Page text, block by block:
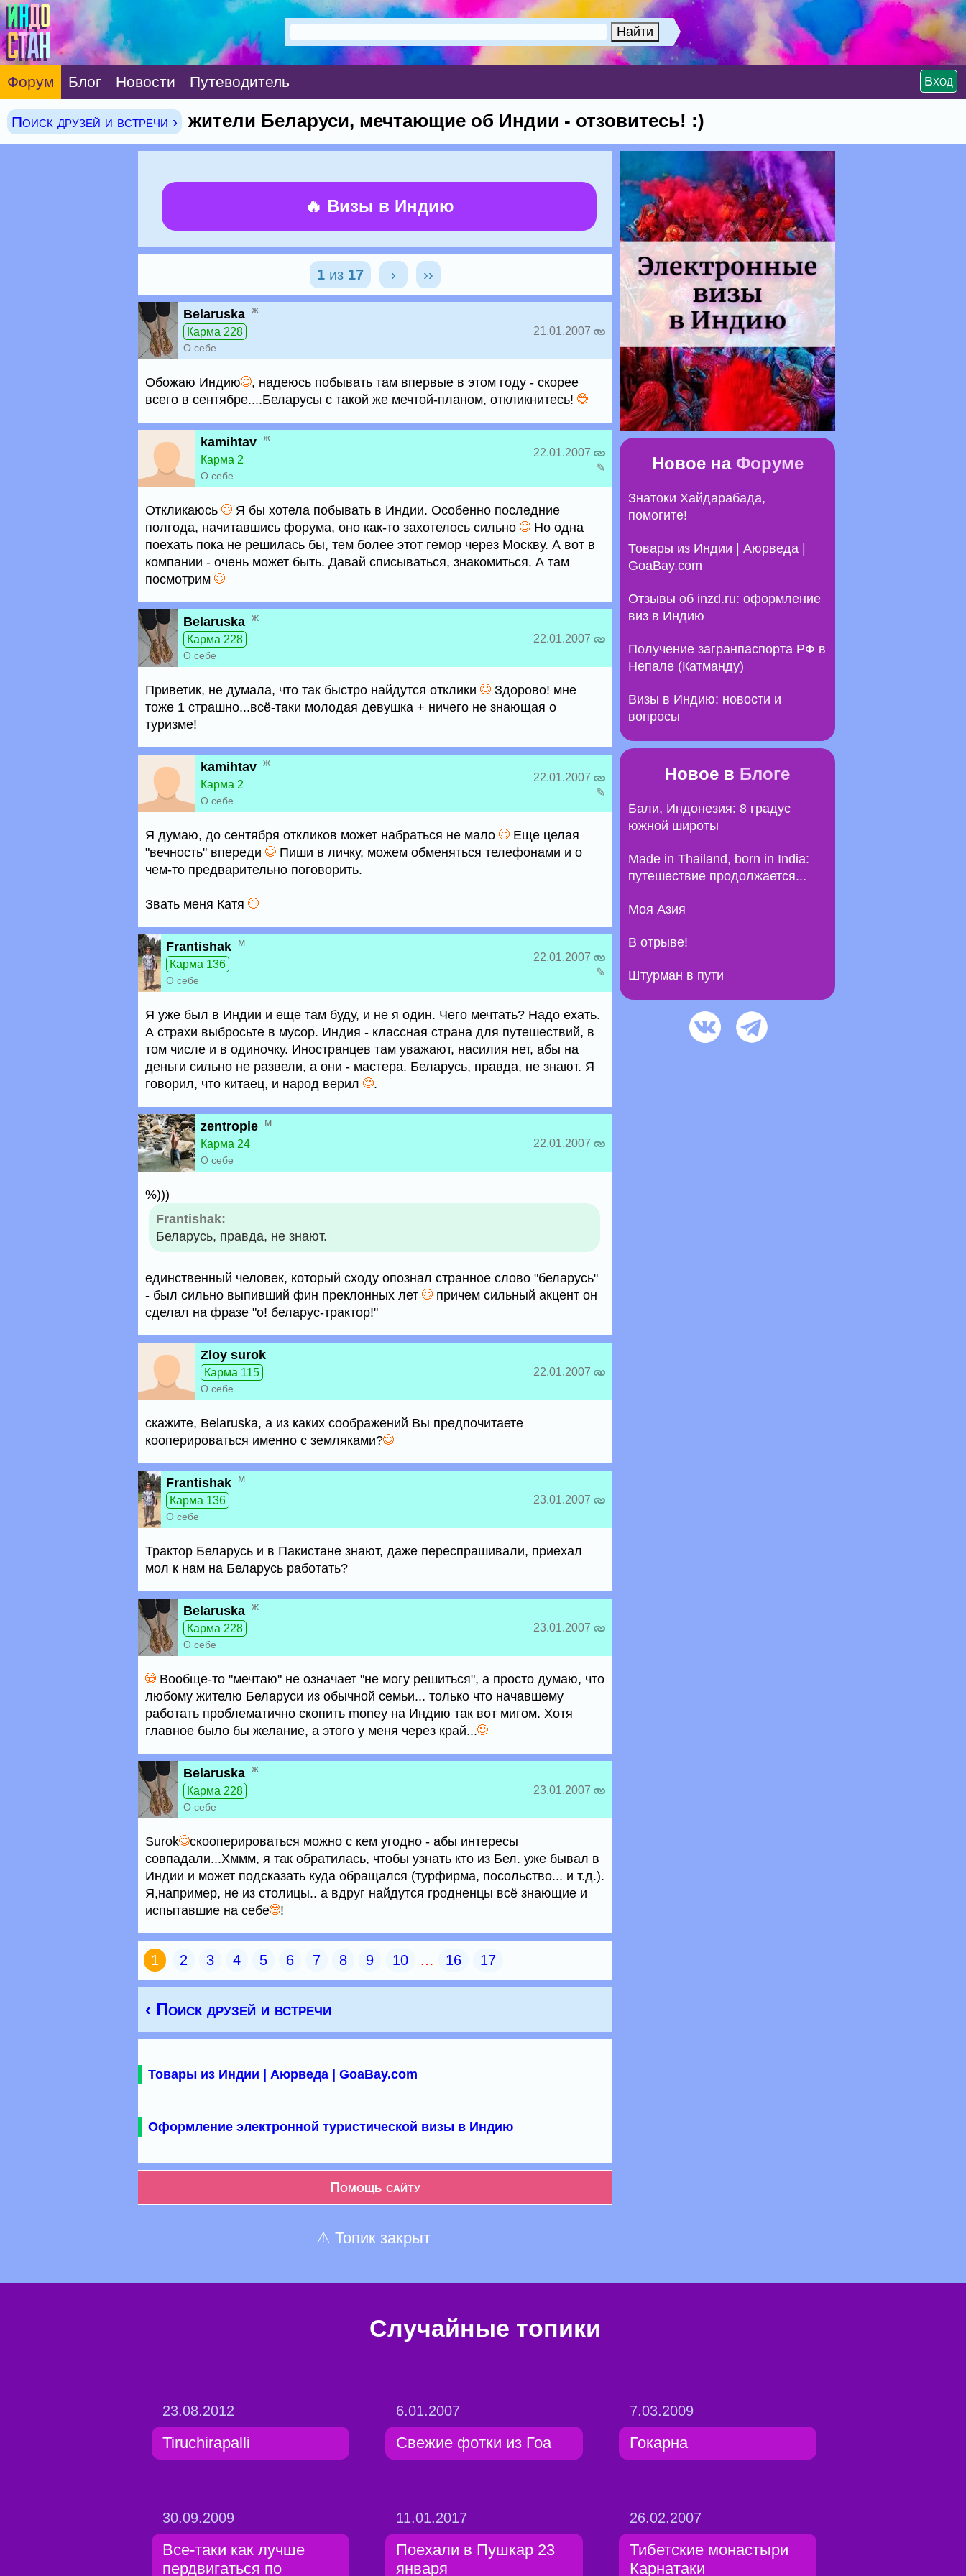
Форум Блог Новости Путеводитель Вход
Поиск друзей и встречи › жители Беларуси, мечтающие об Индии - отзовитесь! :)
🔥 Визы в Индию
1 из 17 › ››
Belaruska ж
Карма 228
О себе
21.01.2007
Обожаю Индию
, надеюсь побывать там впервые в этом году - скорее
всего в сентябре....Беларусы с такой же мечтой-планом, откликнитесь!
kamihtav ж
Карма 2
О себе
22.01.2007
✎
Откликаюсь
Я бы хотела побывать в Индии. Особенно последние
полгода, начитавшись форума, оно как-то захотелось сильно
Но одна
поехать пока не решилась бы, тем более этот гемор через Москву. А вот в
компании - очень может быть. Давай списываться, знакомиться. А там
посмотрим
Belaruska ж
Карма 228
О себе
22.01.2007
Приветик, не думала, что так быстро найдутся отклики
Здорово! мне
тоже 1 страшно...всё-таки молодая девушка + ничего не знающая о
туризме!
kamihtav ж
Карма 2
О себе
22.01.2007
✎
Я думаю, до сентября откликов может набраться не мало
Еще целая
"вечность" впереди
Пиши в личку, можем обменяться телефонами и о
чем-то предварительно поговорить.
Звать меня Катя
Frantishak м
Карма 136
О себе
22.01.2007
✎
Я уже был в Индии и еще там буду, и не я один. Чего мечтать? Надо ехать.
А страхи выбросьте в мусор. Индия - классная страна для путешествий, в
том числе и в одиночку. Иностранцев там уважают, насилия нет, абы на
деньги сильно не развели, а они - мастера. Беларусь, правда, не знают. Я
говорил, что китаец, и народ верил
.
zentropie м
Карма 24
О себе
22.01.2007
%)))
Frantishak:
Беларусь, правда, не знают.
единственный человек, который сходу опознал странное слово "беларусь"
- был сильно выпивший фин преклонных лет
причем сильный акцент он
сделал на фразе "о! беларус-трактор!"
Zloy surok
Карма 115
О себе
22.01.2007
скажите, Belaruska, а из каких соображений Вы предпочитаете
кооперироваться именно с земляками?
Frantishak м
Карма 136
О себе
23.01.2007
Трактор Беларусь и в Пакистане знают, даже переспрашивали, приехал
мол к нам на Беларусь работать?
Belaruska ж
Карма 228
О себе
23.01.2007
Вообще-то "мечтаю" не означает "не могу решиться", а просто думаю, что
любому жителю Беларуси из обычной семьи... только что начавшему
работать проблематично скопить money на Индию так вот мигом. Хотя
главное было бы желание, а этого у меня через край...
Belaruska ж
Карма 228
О себе
23.01.2007
Surok
скооперироваться можно с кем угодно - абы интересы
совпадали...Хммм, я так обратилась, чтобы узнать кто из Бел. уже бывал в
Индии и может подсказать куда обращался (турфирма, посольство... и т.д.).
Я,например, не из столицы.. а вдруг найдутся гродненцы всё знающие и
испытавшие на себе
!
1 2 3 4 5 6 7 8 9 10 … 16 17
‹ Поиск друзей и встречи
Товары из Индии | Аюрведа | GoaBay.com
Оформление электронной туристической визы в Индию
Помощь сайту
⚠ Топик закрыт
Новое на Форуме
Знатоки Хайдарабада,
помогите!
Товары из Индии | Аюрведа |
GoaBay.com
Отзывы об inzd.ru: оформление
виз в Индию
Получение загранпаспорта РФ в
Непале (Катманду)
Визы в Индию: новости и
вопросы
Новое в Блоге
Бали, Индонезия: 8 градус
южной широты
Made in Thailand, born in India:
путешествие продолжается...
Моя Азия
В отрыве!
Штурман в пути
Случайные топики
23.08.2012
Tiruchirapalli
6.01.2007
Свежие фотки из Гоа
7.03.2009
Гокарна
30.09.2009
Все-таки как лучше
пердвигаться по
11.01.2017
Поехали в Пушкар 23
января
26.02.2007
Тибетские монастыри
Карнатаки